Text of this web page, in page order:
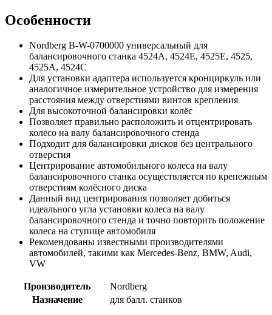
Особенности
Nordberg B-W-0700000 универсальный для
балансировочного станка 4524A, 4524E, 4525E, 4525,
4525A, 4524C
Для установки адаптера используется кронциркуль или
аналогичное измерительное устройство для измерения
расстояния между отверстиями винтов крепления
Для высокоточной балансировки колёс
Позволяет правильно расположить и отцентрировать
колесо на валу балансировочного стенда
Подходит для балансировки дисков без центрального
отверстия
Центрирование автомобильного колеса на валу
балансировочного станка осуществляется по крепежным
отверстиям колёсного диска
Данный вид центрирования позволяет добиться
идеального угла установки колеса на валу
балансировочного стенда и точно повторить положение
колеса на ступице автомобиля
Рекомендованы известными производителями
автомобилей, такими как Mercedes-Benz, BMW, Audi,
VW
Производитель
Nordberg
Назначение
для балл. станков